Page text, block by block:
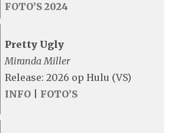
FOTO’S 2024
Pretty Ugly
Miranda Miller
Release: 2026 op Hulu (VS)
INFO
FOTO’S